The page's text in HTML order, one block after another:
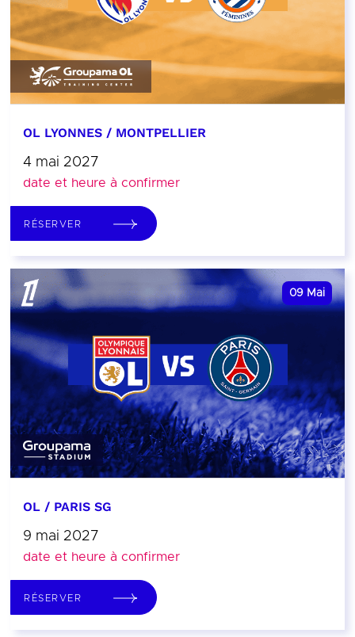
OL LYONNES / MONTPELLIER
4 mai 2027
date et heure à confirmer
RÉSERVER
09 Mai
OL / PARIS SG
9 mai 2027
date et heure à confirmer
RÉSERVER